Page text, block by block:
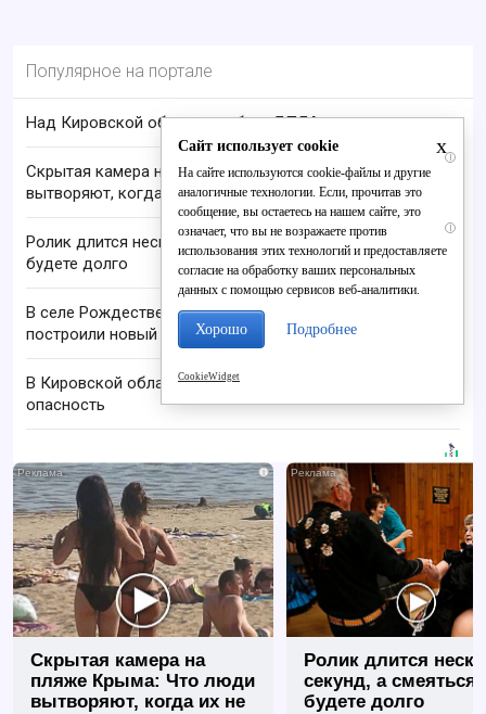
Популярное на портале
Над Кировской областью сбили БПЛА
i
Скрытая камера на пляже Крыма: Что люди
вытворяют, когда их не видят...
i
Ролик длится несколько секунд, а смеяться вы
будете долго
В селе Рождественском семье учителей
построили новый дом
В Кировской области отменили ракетную
опасность
i
Скрытая камера на
пляже Крыма: Что люди
вытворяют, когда их не
Ролик длится
секунд, а смеяться
будете долго
x
Сайт использует cookie
На сайте используются cookie-файлы и другие
аналогичные технологии. Если, прочитав это
сообщение, вы остаетесь на нашем сайте, это
означает, что вы не возражаете против
использования этих технологий и предоставляете
согласие на обработку ваших персональных
данных с помощью сервисов веб-аналитики.
Хорошо Подробнее
CookieWidget